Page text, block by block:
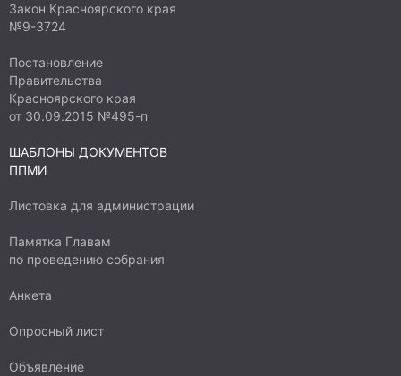
Закон Красноярского края
№9-3724
Постановление
Правительства
Красноярского края
от 30.09.2015 №495-п
ШАБЛОНЫ ДОКУМЕНТОВ
ППМИ
Листовка для администрации
Памятка Главам
по проведению собрания
Анкета
Опросный лист
Объявление